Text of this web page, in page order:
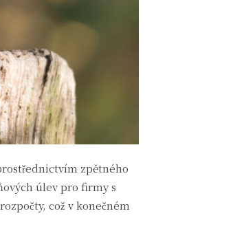
zpětného
úlev pro firmy s
což v konečném